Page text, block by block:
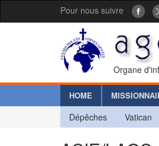
Pour nous suivre
Organe
HOME
Dépêches Vatican